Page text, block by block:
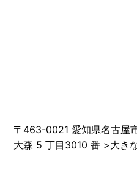
〒463-0021 愛知県名古屋
大森 5 丁目3010 番 >大き